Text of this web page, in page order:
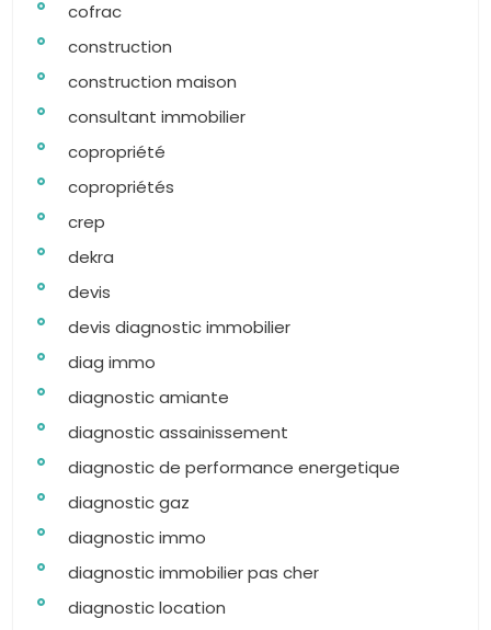
cofrac
construction
construction maison
consultant immobilier
copropriété
copropriétés
crep
dekra
devis
devis diagnostic immobilier
diag immo
diagnostic amiante
diagnostic assainissement
diagnostic de performance energetique
diagnostic gaz
diagnostic immo
diagnostic immobilier pas cher
diagnostic location